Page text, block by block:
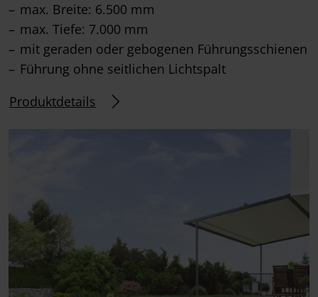
max. Breite: 6.500 mm
max. Tiefe: 7.000 mm
mit geraden oder gebogenen Führungsschienen
Führung ohne seitlichen Lichtspalt
Produktdetails